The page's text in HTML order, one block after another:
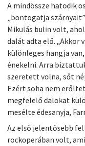
A mindössze hatodik
„bontogatja
Mikulás bulin volt,
dalát adta elő. „Akkor
különleges hangja
énekelni. Arra
szeretett volna, sőt
Ezért soha nem
megfelelő dalokat
mesélte édesanyja,
Az első jelentősebb
rockoperában volt,